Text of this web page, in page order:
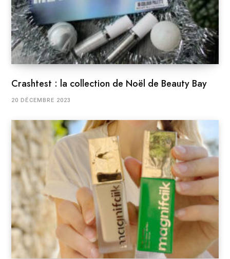
Crashtest : la collection de Noël de Beauty Bay
20 DÉCEMBRE 2023